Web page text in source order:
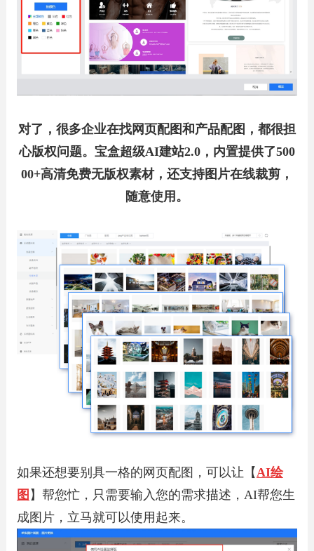
对了，很多企业在找网页配图和产品配图，都很担
心版权问题。 宝盒超级AI建站2.0，内置提供了500
00+高清免费无版权素材，还支持图片在线裁剪，
随意使用。
如果还想要别具一格的网页配图，可以让【AI绘
图 】帮您忙，只需要输入您的需求描述，AI帮您生
成图片，立马就可以使用起来。